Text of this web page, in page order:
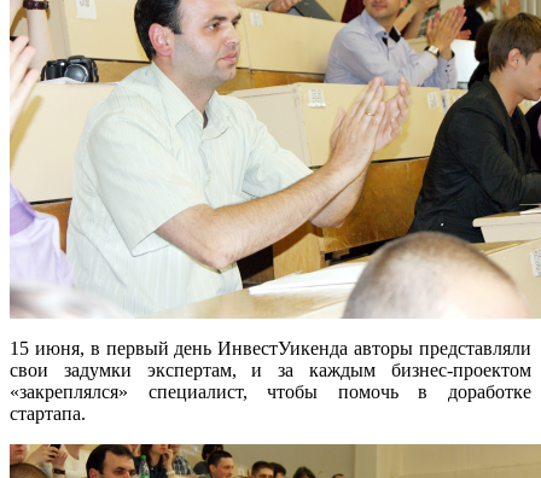
15 июня, в первый день ИнвестУикенда авторы представляли
свои задумки экспертам, и за каждым бизнес-проектом
«закреплялся» специалист, чтобы помочь в доработке
стартапа.